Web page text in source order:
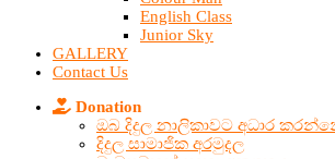
English Class
Junior Sky
GALLERY
Contact Us
Donation
ඔබ දිදුල නාලිකාවට අධාර
දිදුල සාමාජික අරමුදල